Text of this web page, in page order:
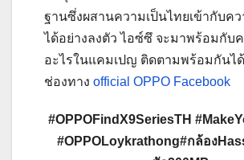
ฐานซึ่งผสานความเป็นไทยเข้ากับค
ได้อย่างลงตัว ไอซ์ซึ จะมาพร้อมกับ
อะไรในแคมเปญ ติดตามพร้อมกันได้
ช่องทาง official OPPO Facebook
#OPPOFindX9SeriesTH
#OPPOLoykrathong#กล้อง